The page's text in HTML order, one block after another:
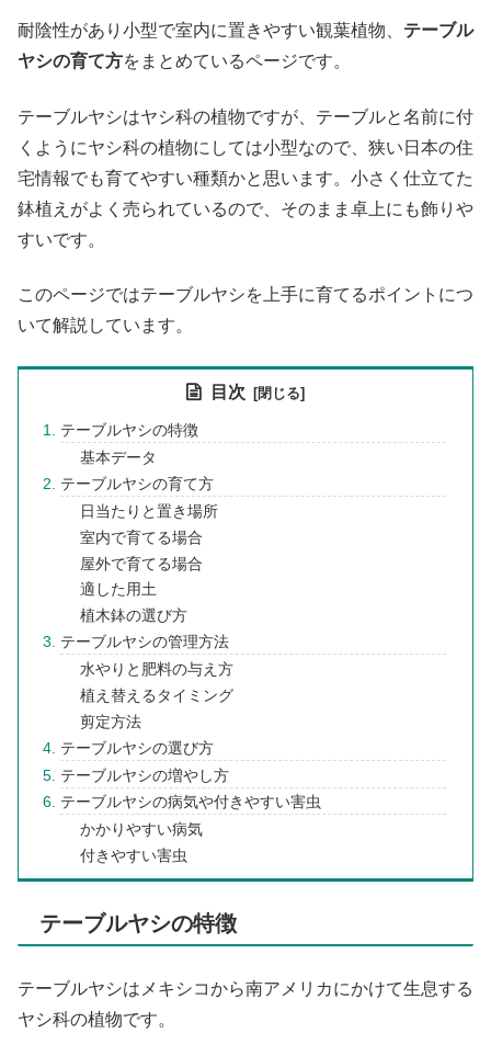
耐陰性があり小型で室内に置きやすい観葉植物、 テーブル
ヤシの育て方をまとめているページです。
テーブルヤシはヤシ科の植物ですが、テーブルと名前に付
くようにヤシ科の植物にしては小型なので、狭い日本の住
宅情報でも育てやすい種類かと思います。小さく仕立てた
鉢植えがよく売られているので、そのまま卓上にも飾りや
すいです。
このページではテーブルヤシを上手に育てるポイントにつ
いて解説しています。
目次
テーブルヤシの特徴
基本データ
テーブルヤシの育て方
日当たりと置き場所
室内で育てる場合
屋外で育てる場合
適した用土
植木鉢の選び方
テーブルヤシの管理方法
水やりと肥料の与え方
植え替えるタイミング
剪定方法
テーブルヤシの選び方
テーブルヤシの増やし方
テーブルヤシの病気や付きやすい害虫
かかりやすい病気
付きやすい害虫
テーブルヤシの特徴
テーブルヤシはメキシコから南アメリカにかけて生息する
ヤシ科の植物です。